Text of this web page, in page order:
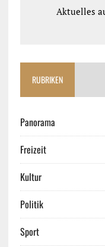
Aktuelles
RUBRIKEN
Panorama
Freizeit
Kultur
Politik
Sport